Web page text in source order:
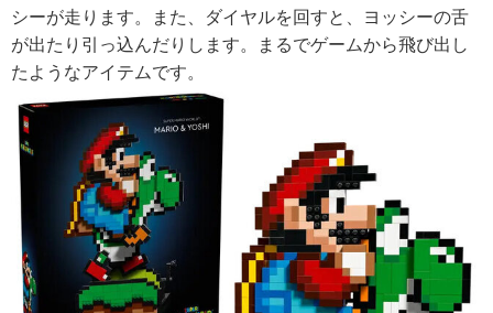
シーが走ります。また、ダイヤルを回すと、ヨッシーの舌
が出たり引っ込んだりします。まるでゲームから飛び出し
たようなアイテムです。